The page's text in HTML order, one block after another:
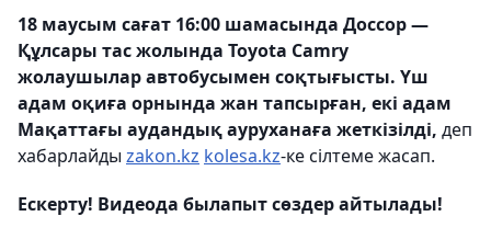
18 маусым сағат 16:00 шамасында Доссор —
Құлсары тас жолында Toyota Camry
жолаушылар автобусымен соқтығысты. Үш
адам оқиға орнында жан тапсырған, екі адам
Мақаттағы аудандық ауруханаға жеткізілді, деп
хабарлайды zakon.kz kolesa.kz-ке сілтеме жасап.
Ескерту! Видеода былапыт сөздер айтылады!